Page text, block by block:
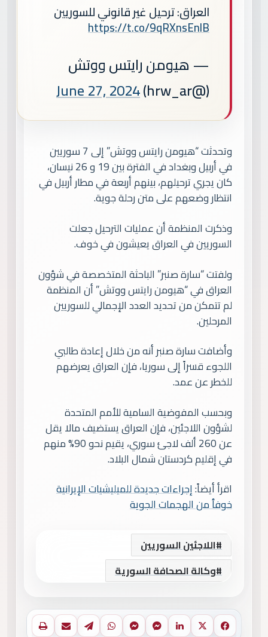
العراق: ترحيل غير قانوني للسوريين
https://t.co/9qRXnsEnlB
— هيومن رايتس ووتش
(@hrw_ar)
June 27, 2024
وتحدثت “هيومن رايتس ووتش” إلى 7 سوريين
في أربيل وبغداد في الفترة بين 19 و 26 نيسان،
كان يجري ترحيلهم، بينهم أربعة في مطار أربيل في
انتظار وضعهم على متن رحلة جوية.
وذكرت المنظمة أن عمليات الترحيل جعلت
السوريين في العراق يعيشون في خوف.
ولفتت “سارة صنبر” الباحثة المتخصصة في شؤون
العراق في “هيومن رايتس ووتش” أن المنظمة
لم تتمكن من تحديد العدد الإجمالي للسوريين
المرحلين.
وأضافت سارة صنبر أنه من خلال إعادة طالبي
اللجوء قسراً إلى سوريا، فإن العراق يعرضهم
للخطر عن عمد.
وبحسب المفوضية السامية للأمم المتحدة
لشؤون اللاجئين، فإن العراق يستضيف مالا يقل
عن 260 ألف لاجئ سوري، يقيم نحو 90% منهم
في إقليم كردستان شمال البلاد.
اقرأ أيضاً:إجراءات جديدة للميليشيات الإيرانية
خوفٱ من الهجمات الجوية
اللاجئين السوريين
وكالة الصحافة السورية
فيسبوكX لينكدإنماسنجرماسنجرواتسابتيلقرام مشاركة عبر البريد طباعة